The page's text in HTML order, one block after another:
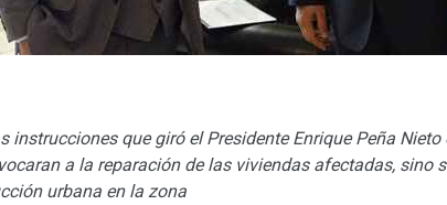
instrucciones que giró el Presidente Enrique Peña
a la reparación de las viviendas afectadas, sino
urbana en la zona